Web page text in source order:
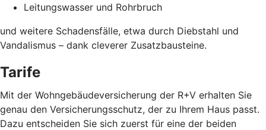
Leitungswasser und Rohrbruch
und weitere Schadensfälle, etwa durch Diebstahl und
Vandalismus – dank cleverer Zusatzbausteine.
Tarife
Mit der Wohngebäudeversicherung der R+V erhalten Sie
genau den Versicherungsschutz, der zu Ihrem Haus passt.
Dazu entscheiden Sie sich zuerst für eine der beiden